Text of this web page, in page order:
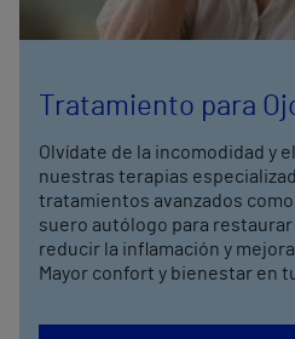
Tratamiento para
Olvídate de la incomodidad y
nuestras terapias
tratamientos avanzados
suero autólogo para
reducir la inflamación y
Mayor confort y bienestar en tu